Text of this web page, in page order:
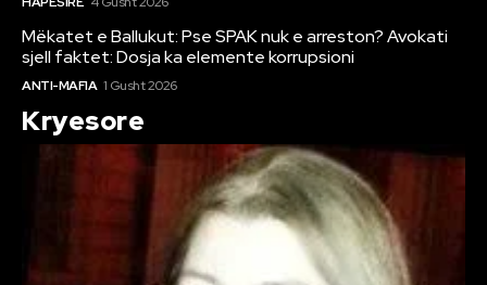
Mëkatet e Ballukut: Pse SPAK nuk e arreston? Avokati
sjell faktet: Dosja ka elemente korrupsioni
ANTI-MAFIA 1 Gusht 2026
Kryesore